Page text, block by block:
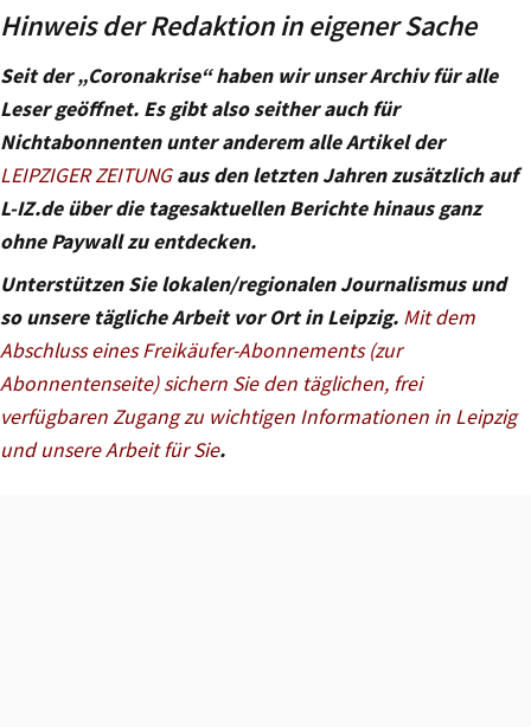
Hinweis der Redaktion in eigener Sache
Seit der „Coronakrise“ haben wir unser Archiv für alle
Leser geöffnet. Es gibt also seither auch für
Nichtabonnenten unter anderem alle Artikel der
LEIPZIGER ZEITUNGaus den letzten Jahren zusätzlich auf
L-IZ.de über die tagesaktuellen Berichte hinaus ganz
ohne Paywall zu entdecken.
Unterstützen Sie lokalen/regionalen Journalismus und
so unsere tägliche Arbeit vor Ort in Leipzig. Mit dem
Abschluss eines Freikäufer-Abonnements (zur
Abonnentenseite) sichern Sie den täglichen, frei
verfügbaren Zugang zu wichtigen Informationen in Leipzig
und unsere Arbeit für Sie.